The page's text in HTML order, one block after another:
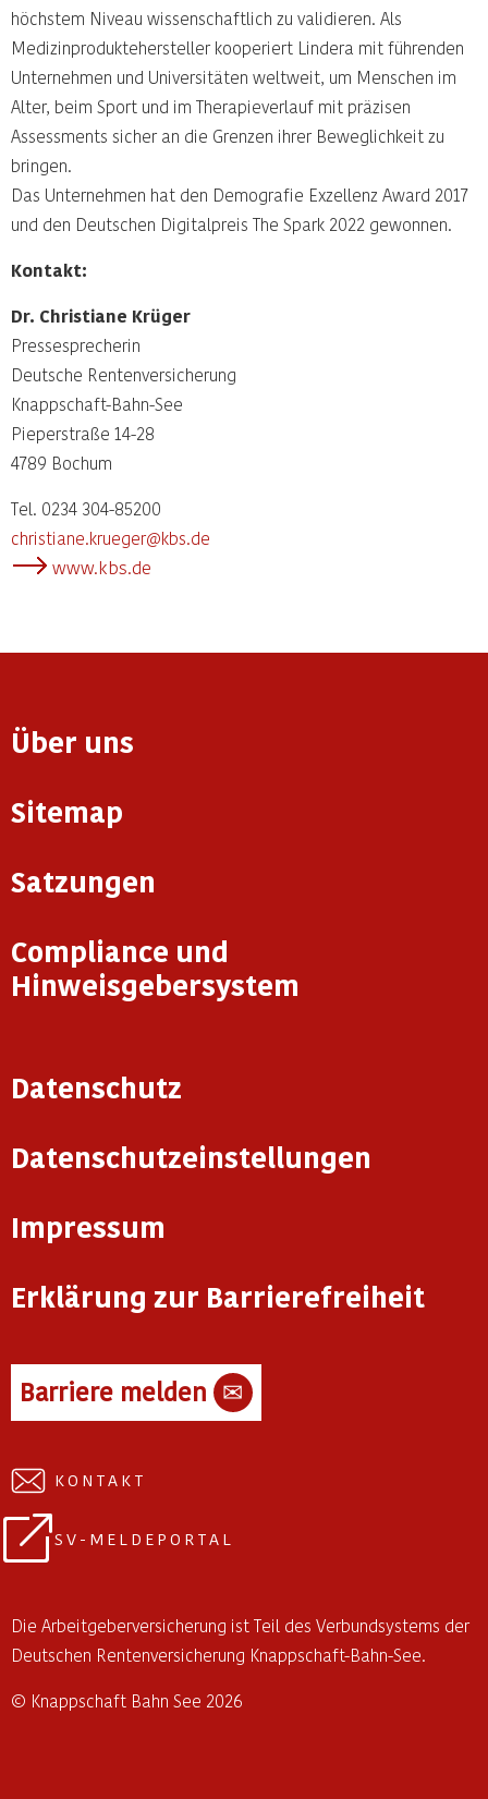
höchstem Niveau wissenschaftlich zu validieren. Als
Medizinproduktehersteller kooperiert Lindera mit führenden
Unternehmen und Universitäten weltweit, um Menschen im
Alter, beim Sport und im Therapieverlauf mit präzisen
Assessments sicher an die Grenzen ihrer Beweglichkeit zu
bringen.
Das Unternehmen hat den Demografie Exzellenz Award 2017
und den Deutschen Digitalpreis The Spark 2022 gewonnen.
Kontakt:
Dr. Christiane Krüger
Pressesprecherin
Deutsche Rentenversicherung
Knappschaft-Bahn-See
Pieperstraße 14-28
4789 Bochum
Tel. 0234 304-85200
christiane.krueger@kbs.de
www.kbs.de
Über uns
Sitemap
Satzungen
Compliance und
Hinweisgebersystem
Datenschutz
Datenschutzeinstellungen
Impressum
Erklärung zur Barrierefreiheit
Barriere melden ✉
KONTAKT
SV-MELDEPORTAL
Die Arbeitgeberversicherung ist Teil des Verbundsystems der
Deutschen Rentenversicherung Knappschaft-Bahn-See.
© Knappschaft Bahn See 2026